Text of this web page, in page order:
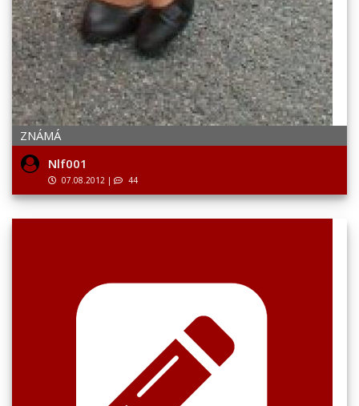
ZNÁMÁ
Nlf001
07.08.2012 | 44